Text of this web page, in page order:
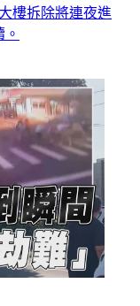
樓拆除將連夜進